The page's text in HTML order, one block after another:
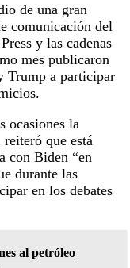
de una gran
comunicación del
y las cadenas
mes publicaron
Trump a participar
ocasiones la
que está
con Biden “en
durante las
en los debates
al petróleo